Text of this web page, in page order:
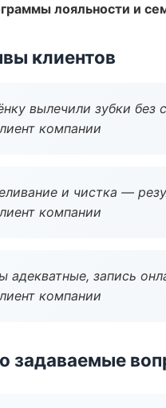
лояльности и
клиентов
вылечили зубки
компании
и чистка —
компании
адекватные, запись
компании
задаваемые